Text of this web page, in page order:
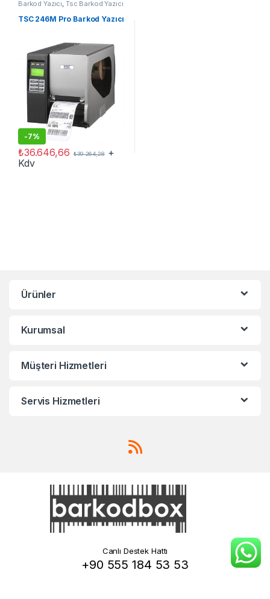
Barkod Yazıcı, Tsc Barkod Yazıcı
TSC 246M Pro Barkod Yazıcı
-7%
₺36.646,66 ₺39.264,28+
Kdv
Ürünler
Kurumsal
Müşteri Hizmetleri
Servis Hizmetleri
Canlı Destek Hattı
+90 555 184 53 53